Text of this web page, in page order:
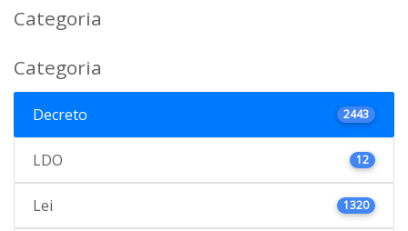
Categoria
Categoria
Decreto 2443
LDO 12
Lei 1320